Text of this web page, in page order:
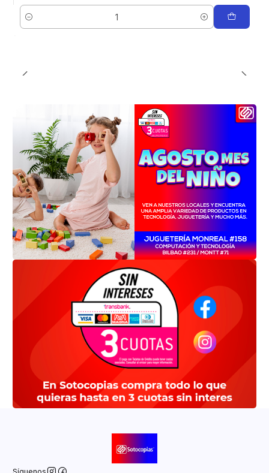
Cantidad